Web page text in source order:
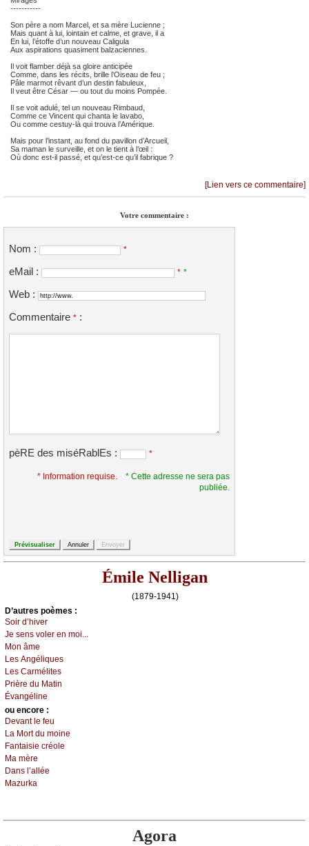
-----------
Son père a nom Marcel, et sa mère Lucienne ;
Mais quant à lui, lointain et calme, et grave, il a
En lui, l’étoffe d’un nouveau Caligula
Aux aspirations quasiment balzaciennes.
Il voit flamber déjà sa gloire anticipée
Comme, dans les récits, brille l’Oiseau de feu ;
Pâle marmot rêvant d’un destin fabuleux,
Il veut être César — ou tout du moins Pompée.
Il se voit adulé, tel un nouveau Rimbaud,
Comme ce Vincent qui chanta le lavabo,
Ou comme cestuy-là qui trouva l’Amérique.
Mais pour l’instant, au fond du pavillon d’Arcueil,
Sa maman le surveille, et on le tient à l’œil :
Où donc est-il passé, et qu’est-ce qu’il fabrique ?
[Lien vers ce commentaire]
Votre commentaire :
Nom : *
eMail : * *
Web :
Commentaire * :
pèRE des miséRablEs : *
* Information requise.
* Cette adresse ne sera pas
publiée.
Émile Nelligan
(1879-1941)
D’autrеs pоèmеs :
Sоir d’hivеr
Jе sеns vоlеr еn mоi...
Μоn âmе
Lеs Αngéliquеs
Lеs Саrmélitеs
Ρrièrе du Μаtin
Évаngélinе
оu еncоrе :
Dеvаnt lе fеu
Lа Μоrt du mоinе
Fаntаisiе сréоlе
Μа mèrе
Dаns l’аlléе
Μаzurkа
Agora